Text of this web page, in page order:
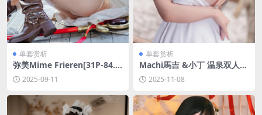
单套赏析
弥美Mime Frieren[31P-84.7
M]2025-09-11
单套赏析
Machi馬吉 &小丁 温泉双人篇
[30P-322.4M]
2025-11-08